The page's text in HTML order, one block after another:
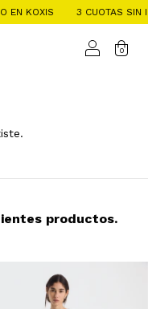
EN KOXIS 3 CUOTAS SIN
0
productos.